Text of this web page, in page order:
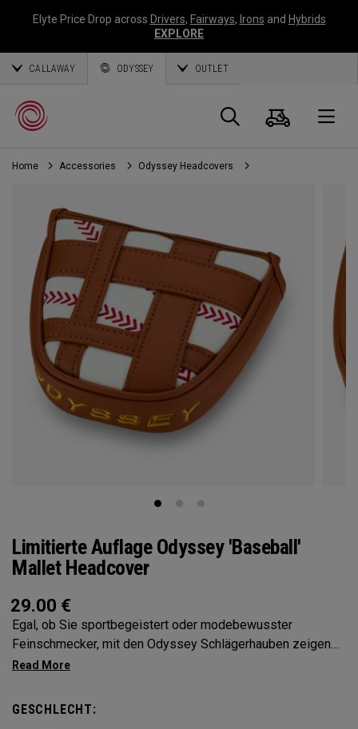
Elyte Price Drop across Drivers, Fairways, Irons and Hybrids
EXPLORE
CALLAWAY ODYSSEY OUTLET
Suche
Home Accessories Odyssey Headcovers
Limitierte Auflage Odyssey 'Baseball'
Mallet Headcover
29.00 €
Egal, ob Sie sportbegeistert oder modebewusster
Feinschmecker, mit den Odyssey Schlägerhauben zeigen
Sie Ihre Persönlichkeit
GESCHLECHT: